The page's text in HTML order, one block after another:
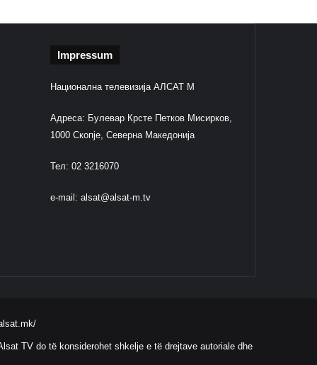
Impressum
Национална телевизија АЛСАТ М
Адреса: Булевар Крсте Петков Мисирков,
1000 Скопје, Северна Македонија
Тел: 02 3216070
e-mail: alsat@alsat-m.tv
TV do të konsiderohet shkelje e të drejtave autoriale dhe